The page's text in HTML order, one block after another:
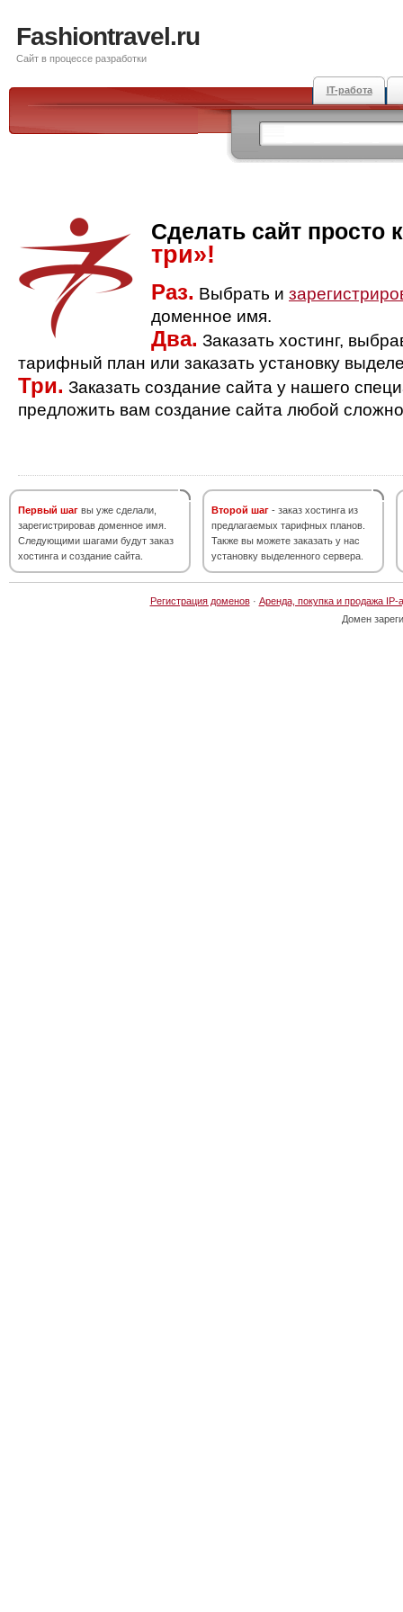
Fashiontravel.ru
Сайт в процессе разработки
IT-работа
Сделать сайт просто
три»!
Раз. Выбрать и
доменное имя.
Два. Заказать хостинг,
тарифный план или заказать установку
Три. Заказать создание сайта у нашего
предложить вам создание сайта любой
Первый шаг вы уже сделали,
зарегистрировав доменное имя.
Следующими шагами будут заказ
хостинга и создание сайта.
Второй шаг - заказ хостинга из
предлагаемых тарифных планов.
Также вы можете заказать у нас
установку выделенного сервера.
Регистрация доменов· Аренда, покупка и продажа IP-
Домен